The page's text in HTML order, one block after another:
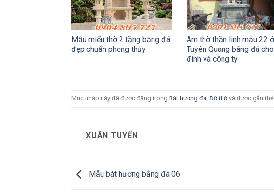
Mẫu miếu thờ 2 tầng bằng đá
đẹp chuẩn phong thủy
Am thờ thần linh mẫu 22 ở
Tuyên Quang bằng đá
đình và công ty
Mục nhập này đã được đăng trong Bát hương đá, Đồ thờvà được gắn thẻ
XUÂN TUYỂN
Mẫu bát hương bằng đá 06